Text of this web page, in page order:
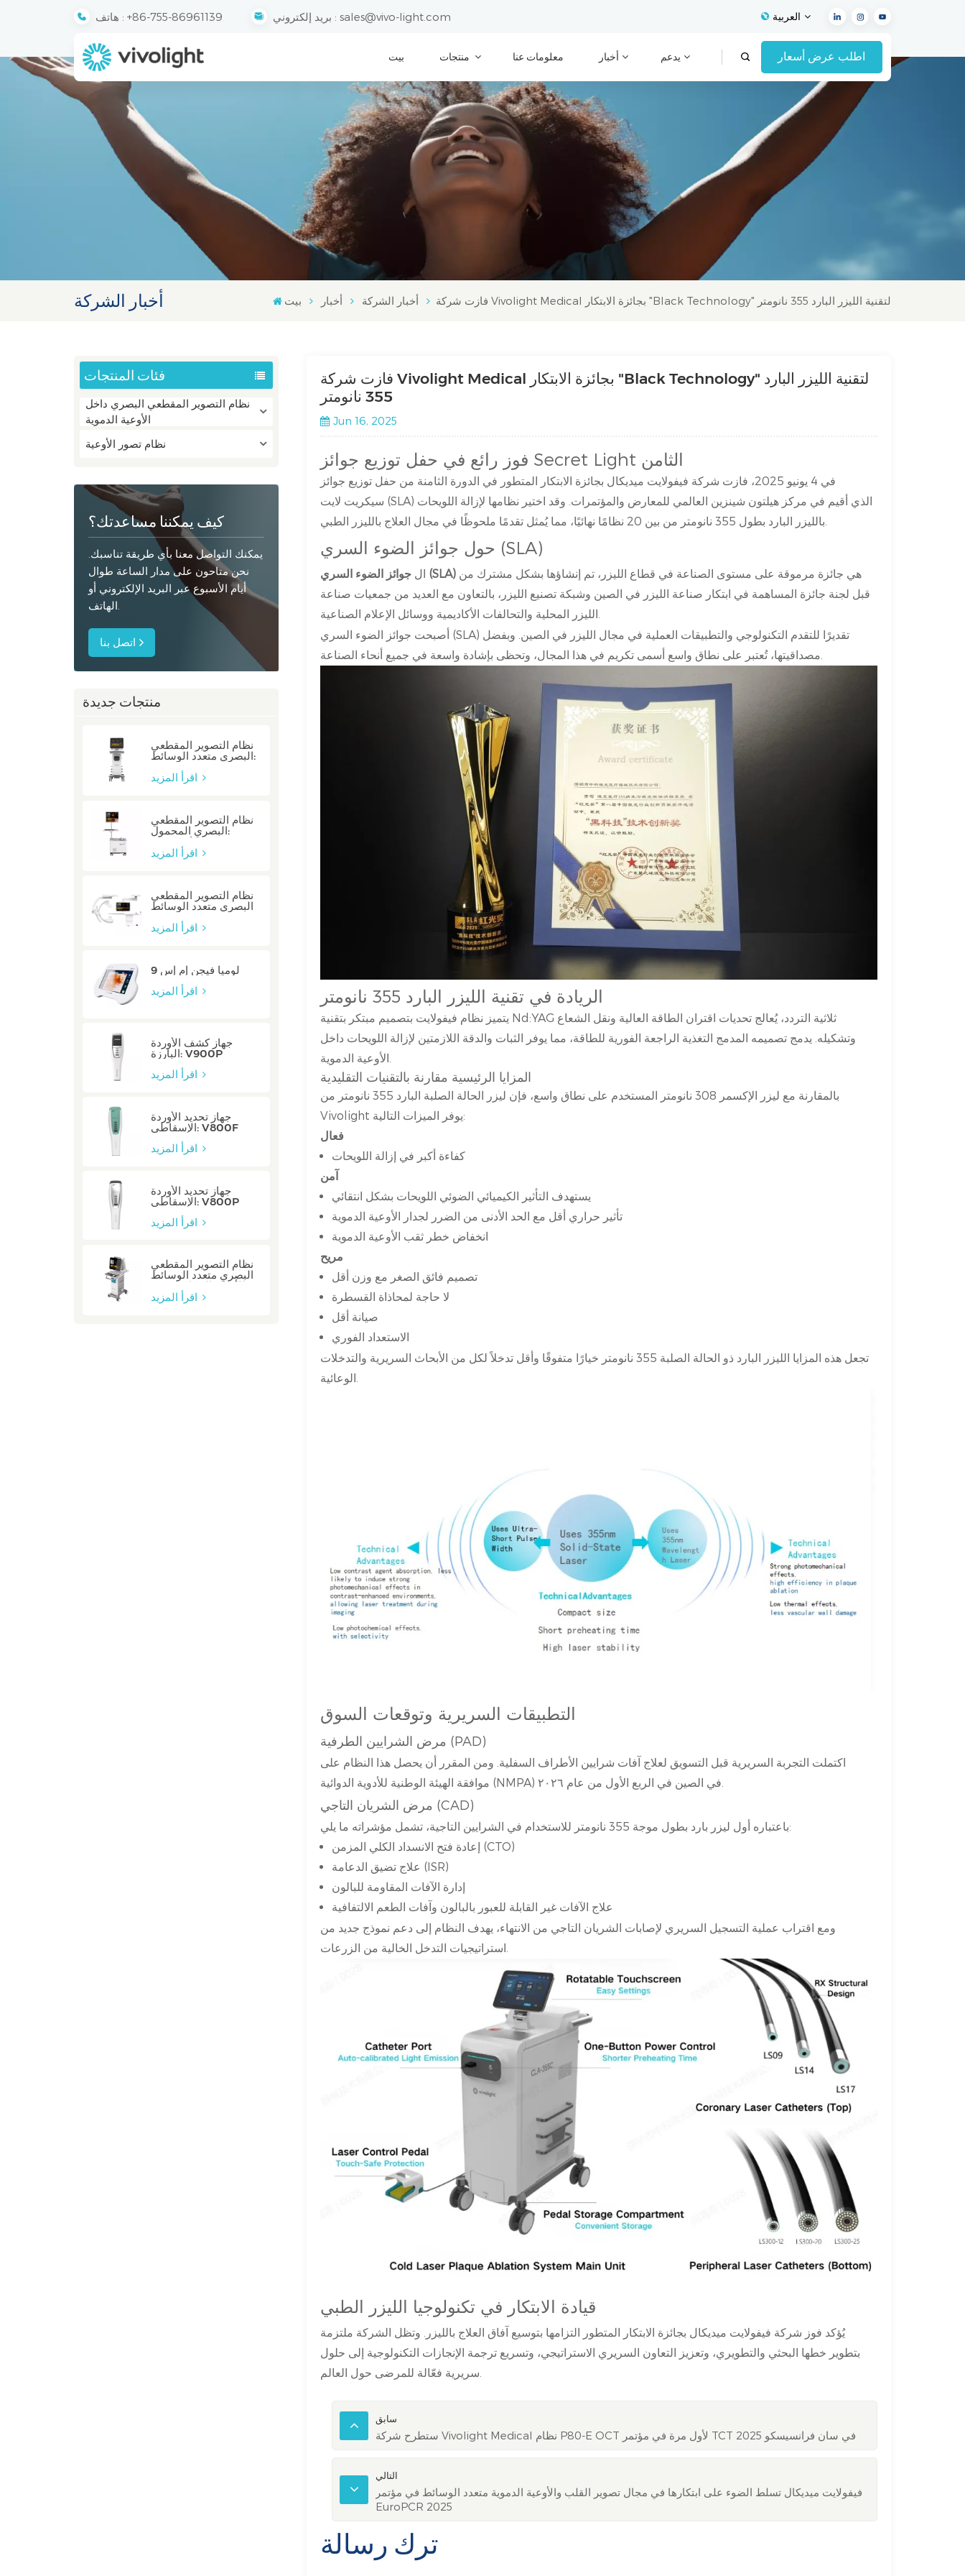
هاتف : +86-755-86961139 بريد إلكتروني : sales@vivo-light.com العربية
English
Español
Italiano
العربية
بيت معلومات عنا أخبار يدعم اطلب عرض أسعار
أخبار الشركة بيت أخبار أخبار الشركة فازت شركة Vivolight Medical بجائزة الابتكار "Black Technology" لتقنية الليزر البارد 355 نانومتر
فئات المنتجات
نظام التصوير المقطعي البصري داخل
الأوعية الدموية
نظام تصور الأوعية
كيف يمكننا مساعدتك؟
يمكنك التواصل معنا بأي طريقة تناسبك.
نحن متاحون على مدار الساعة طوال
أيام الأسبوع عبر البريد الإلكتروني أو
اتصل بنا
منتجات جديدة
نظام التصوير المقطعي
البصري متعدد الوسائط:
P80/P80-E
نظام التصوير المقطعي
البصري المحمول:
Mobile/Mobile-E
نظام التصوير المقطعي
البصري متعدد الوسائط
المتكامل: متكامل
لوميا فيجن إم إس 9
جهاز كشف الأوردة
البارزة: V900P
جهاز تحديد الأوردة
الإسقاطي: V800F
جهاز تحديد الأوردة
الإسقاطي: V800P
نظام التصوير المقطعي
البصري متعدد الوسائط
للأوعية السباتية: صفر
فازت شركة Vivolight Medical بجائزة الابتكار "Black Technology" لتقنية الليزر البارد
355 نانومتر
Jun 16, 2025
فوز رائع في حفل توزيع جوائز Secret Light الثامن
في 4 يونيو 2025، فازت شركة فيفولايت ميديكال بجائزة الابتكار المتطور في الدورة الثامنة من حفل توزيع جوائز
سيكريت لايت (SLA) الذي أقيم في مركز هيلتون شينزين العالمي للمعارض والمؤتمرات. وقد اختير نظامها لإزالة اللويحات
حول جوائز الضوء السري (SLA)
ال جوائز الضوء السري (SLA)
قبل لجنة جائزة المساهمة في ابتكار صناعة الليزر في الصين وشبكة تصنيع الليزر، بالتعاون مع العديد من جمعيات صناعة
أصبحت جوائز الضوء السري (SLA) تقديرًا للتقدم التكنولوجي والتطبيقات العملية في مجال الليزر في الصين. وبفضل
الريادة في تقنية الليزر البارد 355 نانومتر
يتميز نظام فيفولايت بتصميم مبتكر بتقنية Nd:YAG ثلاثية التردد، يُعالج تحديات اقتران الطاقة العالية ونقل الشعاع
وتشكيله. يدمج تصميمه المدمج التغذية الراجعة الفورية للطاقة، مما يوفر الثبات والدقة اللازمتين لإزالة اللويحات داخل
المزايا الرئيسية مقارنة بالتقنيات التقليدية
بالمقارنة مع ليزر الإكسمر 308 نانومتر المستخدم على نطاق واسع، فإن ليزر الحالة الصلبة البارد 355 نانومتر من
Vivolight يوفر الميزات التالية:
فعال
كفاءة أكبر في إزالة اللويحات
آمن
يستهدف التأثير الكيميائي الضوئي اللويحات بشكل انتقائي
تأثير حراري أقل مع الحد الأدنى من الضرر لجدار الأوعية الدموية
انخفاض خطر ثقب الأوعية الدموية
مريح
تصميم فائق الصغر مع وزن أقل
لا حاجة لمحاذاة القسطرة
صيانة أقل
الاستعداد الفوري
تجعل هذه المزايا الليزر البارد ذو الحالة الصلبة 355 نانومتر خيارًا متفوقًا وأقل تدخلاً لكل من الأبحاث السريرية والتدخلات
التطبيقات السريرية وتوقعات السوق
مرض الشرايين الطرفية (PAD)
اكتملت التجربة السريرية قبل التسويق لعلاج آفات شرايين الأطراف السفلية. ومن المقرر أن يحصل هذا النظام على
مرض الشريان التاجي (CAD)
باعتباره أول ليزر بارد بطول موجة 355 نانومتر للاستخدام في الشرايين التاجية، تشمل مؤشراته ما يلي:
إعادة فتح الانسداد الكلي المزمن (CTO)
علاج تضيق الدعامة (ISR)
إدارة الآفات المقاومة للبالون
علاج الآفات غير القابلة للعبور بالبالون وآفات الطعم الالتفافية
ومع اقتراب عملية التسجيل السريري لإصابات الشريان التاجي من الانتهاء، يهدف النظام إلى دعم نموذج جديد من
قيادة الابتكار في تكنولوجيا الليزر الطبي
يُؤكد فوز شركة فيفولايت ميديكال بجائزة الابتكار المتطور التزامها بتوسيع آفاق العلاج بالليزر. وتظل الشركة ملتزمة
بتطوير خطها البحثي والتطويري، وتعزيز التعاون السريري الاستراتيجي، وتسريع ترجمة الإنجازات التكنولوجية إلى حلول
سابق
ستطرح شركة Vivolight Medical نظام P80-E OCT لأول مرة في مؤتمر TCT 2025 في سان فرانسيسكو
التالي
فيفولايت ميديكال تسلط الضوء على ابتكارها في مجال تصوير القلب والأوعية الدموية متعدد الوسائط في مؤتمر
EuroPCR 2025
ترك رسالة